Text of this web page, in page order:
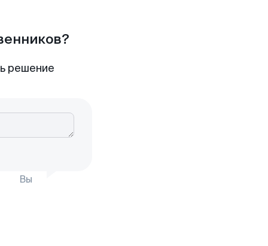
решение
Вы